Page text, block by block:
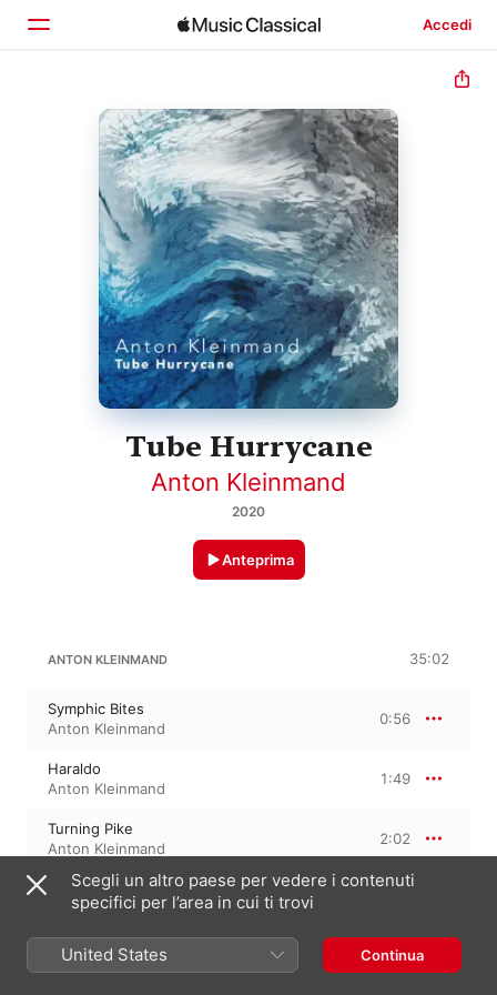
Accedi
Home
Scopri
Cerca
Tube Hurrycane
Anton Kleinmand
2020
Anteprima
ANTON KLEINMAND 35:02
Symphic Bites
Anton Kleinmand
0:56
Haraldo
Anton Kleinmand
1:49
Turning Pike
Anton Kleinmand
2:02
Doorstep
Anton Kleinmand
Duden Sun
Anton Kleinmand
1:55
Scegli un altro paese per vedere i contenuti
specifici per l’area in cui ti trovi
United States Continua